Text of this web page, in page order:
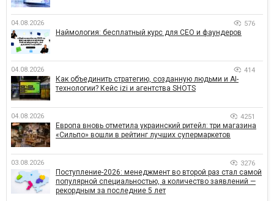
04.08.2026 576
Наймология: бесплатный курс для CEO и фаундеров
04.08.2026 414
Как объединить стратегию, созданную людьми и AI-
технологии? Кейс izi и агентства SHOTS
04.08.2026 4251
Европа вновь отметила украинский ритейл: три магазина
«Сильпо» вошли в рейтинг лучших супермаркетов
03.08.2026 3276
Поступление-2026: менеджмент во второй раз стал самой
популярной специальностью, а количество заявлений —
рекордным за последние 5 лет